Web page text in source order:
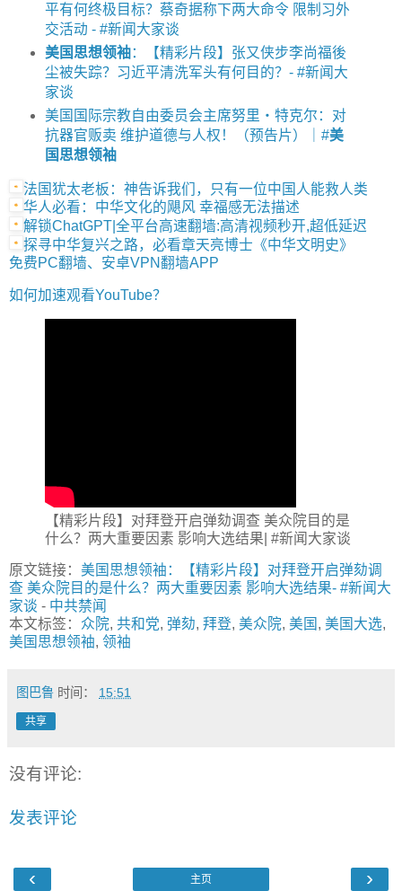
平有何终极目标？蔡奇据称下两大命令 限制习外
交活动 - #新闻大家谈
美国思想领袖：【精彩片段】张又侠步李尚福後
尘被失踪？习近平清洗军头有何目的？- #新闻大
家谈
美国国际宗教自由委员会主席努里‧特克尔：对
抗器官贩卖 维护道德与人权！（预告片）｜#美
国思想领袖
法国犹太老板：神告诉我们，只有一位中国人能救人类
华人必看：中华文化的飓风 幸福感无法描述
解锁ChatGPT|全平台高速翻墙:高清视频秒开,超低延迟
探寻中华复兴之路，必看章天亮博士《中华文明史》
免费PC翻墙、安卓VPN翻墙APP
如何加速观看YouTube？
【精彩片段】对拜登开启弹劾调查 美众院目的是
什么？两大重要因素 影响大选结果| #新闻大家谈
原文链接： 美国思想领袖：【精彩片段】对拜登开启弹劾调
查 美众院目的是什么？两大重要因素 影响大选结果- #新闻大
家谈 - 中共禁闻
本文标签： 众院, 共和党, 弹劾, 拜登, 美众院, 美国 , 美国大选,
美国思想领袖, 领袖
图巴鲁 时间： 15:51
共享
没有评论:
发表评论
‹ ›
主页